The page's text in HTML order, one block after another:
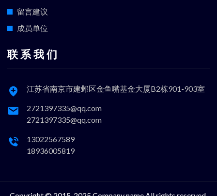
留言建议
成员单位
联 系 我 们
江苏省南京市建邺区金鱼嘴基金大厦B2栋901-903室
2721397335@qq.com
2721397335@qq.com
13022567589
18936005819